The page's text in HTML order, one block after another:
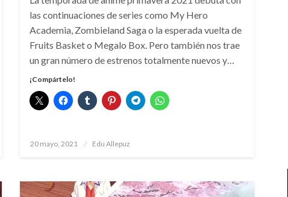
las continuaciones de series como My Hero
Academia, Zombieland Saga o la esperada vuelta de
Fruits Basket o Megalo Box. Pero también nos trae
un gran número de estrenos totalmente nuevos y…
¡Compártelo!
Publicado
20 mayo, 2021 Edu Allepuz